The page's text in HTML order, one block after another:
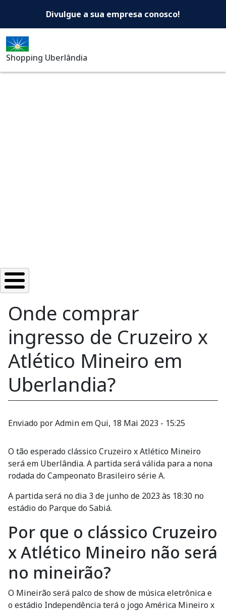
Shopping Uberlândia -
Divulgue a sua empresa conosco!
Shopping Uberlândia
Onde comprar
ingresso de Cruzeiro x
Atlético Mineiro em
Uberlandia?
Enviado porAdminemQui, 18 Mai 2023 - 15:25
O tão esperado clássico Cruzeiro x Atlético Mineiro
será em Uberlândia. A partida será válida para a nona
rodada do Campeonato Brasileiro série A.
A partida será no dia 3 de junho de 2023 às 18:30 no
estádio do Parque do Sabiá.
Por que o clássico Cruzeiro
x Atlético Mineiro não será
no mineirão?
O Mineirão será palco de show de música eletrônica e
o estádio Independência terá o jogo América Mineiro x